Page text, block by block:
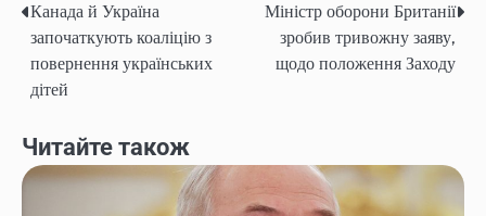
Post
navigation
Канада й Україна
започаткують коаліцію з
повернення українських
дітей
Міністр оборони Британії
зробив тривожну заяву,
щодо положення Заходу
Читайте також